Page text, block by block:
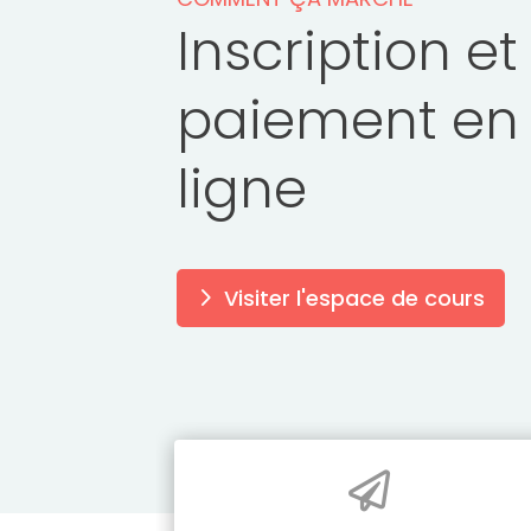
Inscription et
paiement en
ligne
Visiter l'espace de cours
